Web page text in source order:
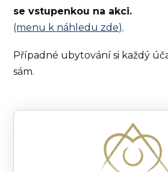
se vstupenkou na akci.
(menu k náhledu zde).
Případné ubytování si každý
sám.